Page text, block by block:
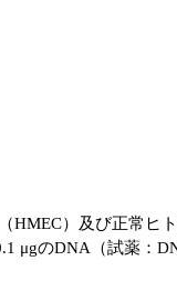
HMEC）及び正常ヒ
μgのDNA（試薬：